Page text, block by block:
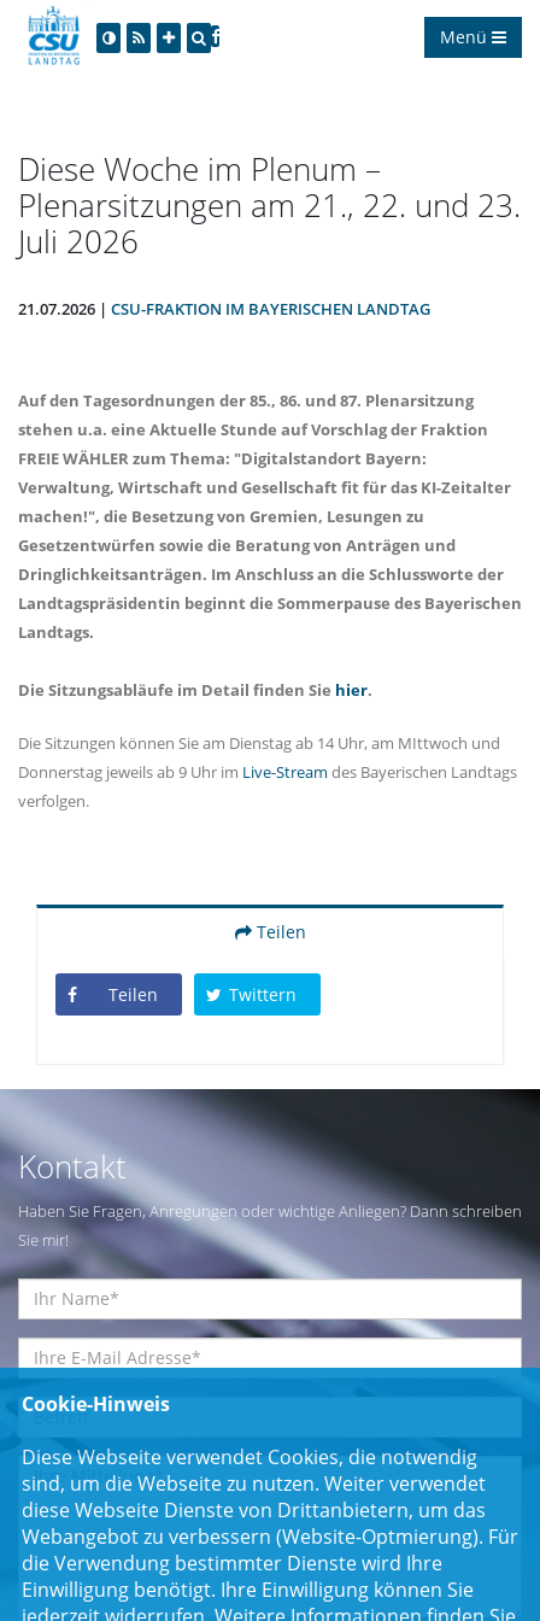
Menü
Diese Woche im Plenum –
Plenarsitzungen am 21., 22. und 23.
Juli 2026
21.07.2026 | CSU-FRAKTION IM BAYERISCHEN LANDTAG
Auf den Tagesordnungen der 85., 86. und 87. Plenarsitzung
stehen u.a. eine Aktuelle Stunde auf Vorschlag der Fraktion
FREIE WÄHLER zum Thema: "Digitalstandort Bayern:
Verwaltung, Wirtschaft und Gesellschaft fit für das KI-Zeitalter
machen!", die Besetzung von Gremien, Lesungen zu
Gesetzentwürfen sowie die Beratung von Anträgen und
Dringlichkeitsanträgen. Im Anschluss an die Schlussworte der
Landtagspräsidentin beginnt die Sommerpause des Bayerischen
Landtags.
Die Sitzungsabläufe im Detail finden Sie hier.
Die Sitzungen können Sie am Dienstag ab 14 Uhr, am MIttwoch und
Donnerstag jeweils ab 9 Uhr im Live-Stream des Bayerischen Landtags
verfolgen.
Teilen
Teilen Twittern
Kontakt
Haben Sie Fragen, Anregungen oder wichtige Anliegen? Dann schreiben
Sie mir!
Cookie-Hinweis
Diese Webseite verwendet Cookies, die notwendig
sind, um die Webseite zu nutzen. Weiter verwendet
diese Webseite Dienste von Drittanbietern, um das
Webangebot zu verbessern (Website-Optmierung). Für
die Verwendung bestimmter Dienste wird Ihre
Einwilligung benötigt. Ihre Einwilligung können Sie